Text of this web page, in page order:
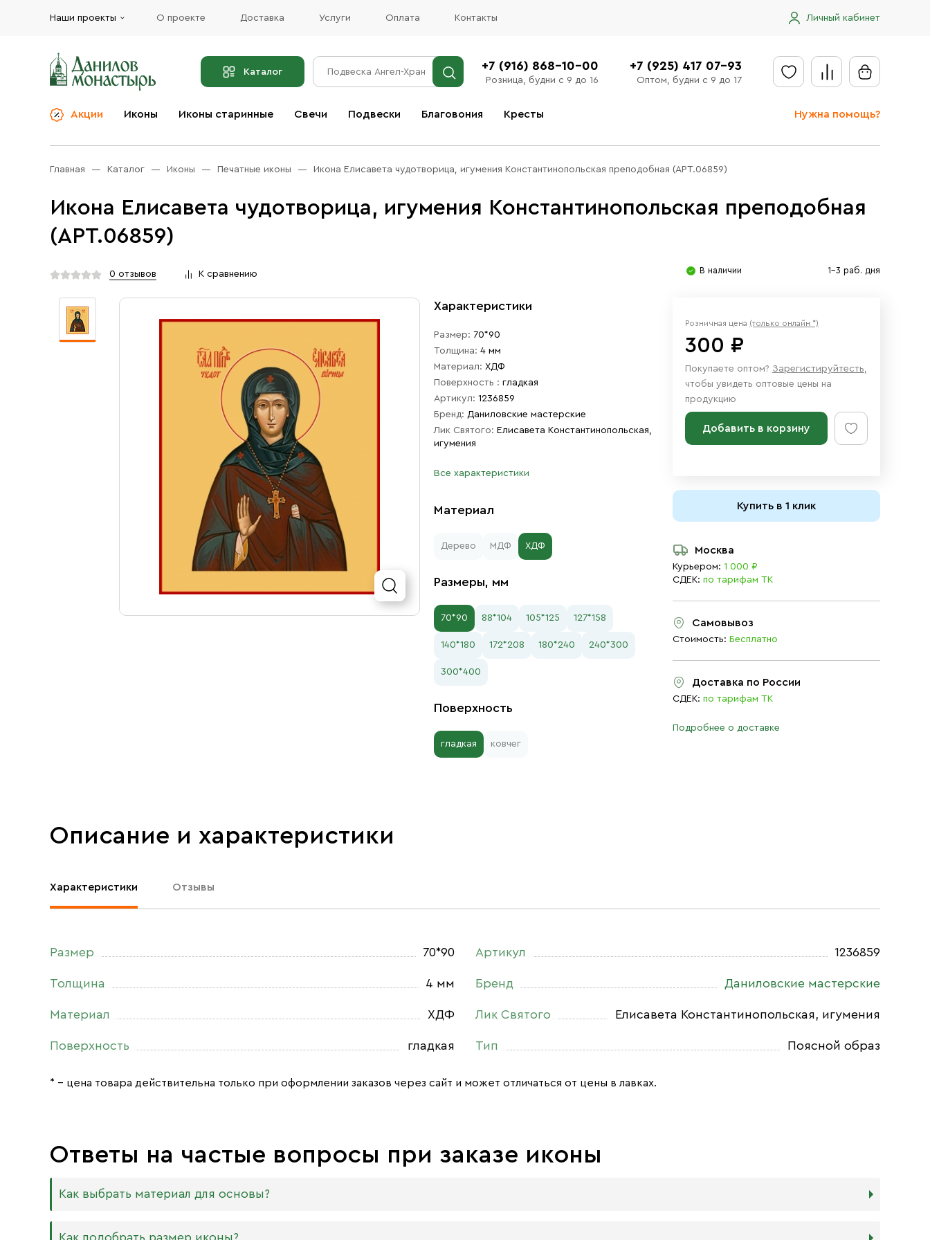
Наши проекты О проекте Доставка Услуги Оплата Контакты Личный кабинет
Каталог +7 (916) 868-10-00
Розница, будни с 9 до 16
+7 (925) 417 07-93
Оптом, будни с 9 до 17
Акции Иконы Иконы старинные Свечи Подвески Благовония Кресты Нужна помощь?
Отправить заявку
Доставка в регионы
Акции
Церковная утварь
Иконы
Масло
Разное
Бренды
Услуги
Оплата
Главная Каталог Иконы Печатные иконы Икона Елисавета чудотворица, игумения Константинопольская преподобная (АРТ.06859)
Икона Елисавета чудотворица, игумения Константинопольская преподобная
(АРТ.06859)
0 отзывов К сравнению В наличии 1-3 раб. дня
Характеристики
Размер: 70*90
Толщина: 4 мм
Материал: ХДФ
Поверхность : гладкая
Артикул: 1236859
Бренд: Даниловские мастерские
Лик Святого: Елисавета Константинопольская,
игумения
Все характеристики
Материал
Дерево МДФ ХДФ
Размеры, мм
70*90 88*104 105*125 127*158
140*180 172*208 180*240 240*300
300*400
Поверхность
гладкая ковчег
Розничная цена (только онлайн *)
300 ₽
Покупаете оптом? Зарегистируйтесть,
чтобы увидеть оптовые цены на
продукцию
Добавить в корзину
Купить в 1 клик
Москва
Курьером: 1 000 ₽
СДЕК: по тарифам ТК
Самовывоз
Стоимость: Бесплатно
Доставка по России
СДЕК: по тарифам ТК
Подробнее о доставке
Описание и характеристики
Характеристики Отзывы
Размер 70*90
Толщина 4 мм
Материал ХДФ
Поверхность гладкая
Артикул 1236859
Бренд Даниловские мастерские
Лик Святого Елисавета Константинопольская, игумения
Тип Поясной образ
* – цена товара действительна только при оформлении заказов через сайт и может отличаться от цены в лавках.
Ответы на частые вопросы при заказе иконы
Как выбрать материал для основы?
Мы изготавливаем иконы на трёх разных видах досок:
Как подобрать размер иконы?